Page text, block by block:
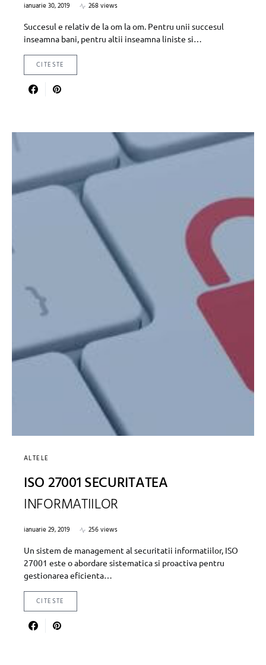
ianuarie 30, 2019
268 views
Succesul e relativ de la om la om. Pentru unii succesul
inseamna bani, pentru altii inseamna liniste si…
CITESTE
ALTELE
ISO 27001 SECURITATEA
INFORMATIILOR
ianuarie 29, 2019
256 views
Un sistem de management al securitatii informatiilor, ISO
27001 este o abordare sistematica si proactiva pentru
gestionarea eficienta…
CITESTE